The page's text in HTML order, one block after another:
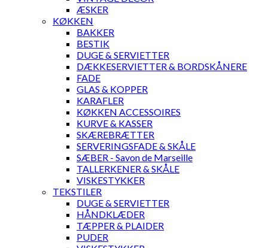
ÆSKER
KØKKEN
BAKKER
BESTIK
DUGE & SERVIETTER
DÆKKESERVIETTER & BORDSKÅNERE
FADE
GLAS & KOPPER
KARAFLER
KØKKEN ACCESSOIRES
KURVE & KASSER
SKÆREBRÆTTER
SERVERINGSFADE & SKÅLE
SÆBER - Savon de Marseille
TALLERKENER & SKÅLE
VISKESTYKKER
TEKSTILER
DUGE & SERVIETTER
HÅNDKLÆDER
TÆPPER & PLAIDER
PUDER